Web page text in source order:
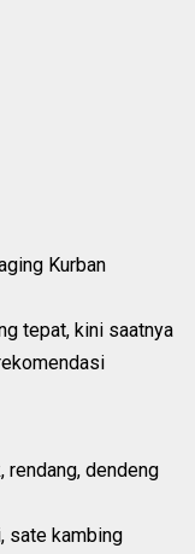
Kurban
tepat, kini saatnya
rendang, dendeng
sate kambing